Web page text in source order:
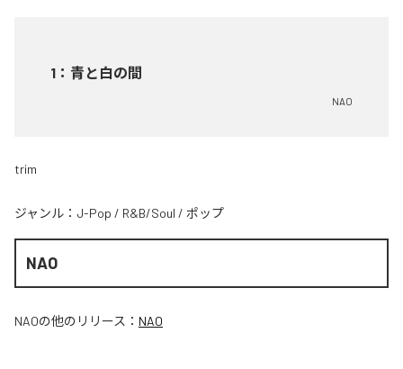
1 ： 青と白の間
NAO
trim
ジャンル： J-Pop / R&B/Soul / ポップ
NAO
NAOの他のリリース： NAO